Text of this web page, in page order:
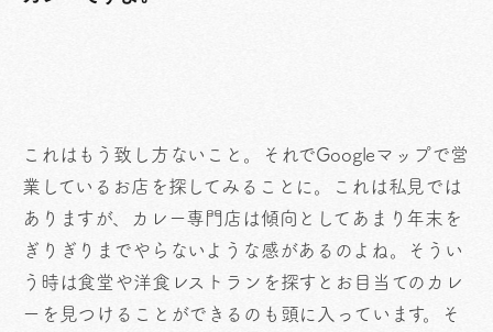
これはもう致し方ないこと。それでGoogleマップで営
業しているお店を探してみることに。これは私見では
ありますが、カレー専門店は傾向としてあまり年末を
ぎりぎりまでやらないような感があるのよね。そうい
う時は食堂や洋食レストランを探すとお目当てのカレ
ーを見つけることができるのも頭に入っています。そ